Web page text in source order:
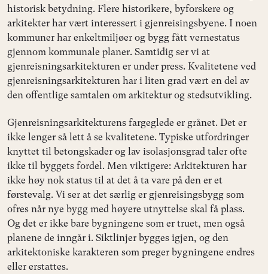
historisk betydning. Flere historikere, byforskere og
arkitekter har vært interessert i gjenreisingsbyene. I noen
kommuner har enkeltmiljøer og bygg fått vernestatus
gjennom kommunale planer. Samtidig ser vi at
gjenreisningsarkitekturen er under press. Kvalitetene ved
gjenreisningsarkitekturen har i liten grad vært en del av
den offentlige samtalen om arkitektur og stedsutvikling.
Gjenreisningsarkitekturens fargeglede er grånet. Det er
ikke lenger så lett å se kvalitetene. Typiske utfordringer
knyttet til betongskader og lav isolasjonsgrad taler ofte
ikke til byggets fordel. Men viktigere: Arkitekturen har
ikke høy nok status til at det å ta vare på den er et
førstevalg. Vi ser at det særlig er gjenreisingsbygg som
ofres når nye bygg med høyere utnyttelse skal få plass.
Og det er ikke bare bygningene som er truet, men også
planene de inngår i. Siktlinjer bygges igjen, og den
arkitektoniske karakteren som preger bygningene endres
eller erstattes.